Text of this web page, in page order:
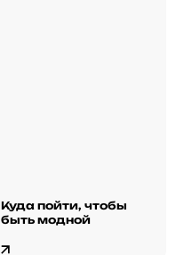
Куда пойти, чтобы
быть модной